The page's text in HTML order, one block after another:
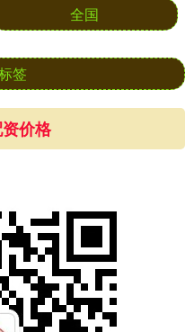
全国
签
价格